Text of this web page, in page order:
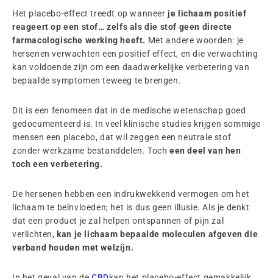
Het placebo-effect treedt op wanneerje lichaam positief
reageert op een stof… zelfs als die stof geen directe
farmacologische werking heeft. Met andere woorden: je
hersenen verwachten een positief effect, en die verwachting
kan voldoende zijn om een daadwerkelijke verbetering van
bepaalde symptomen teweeg te brengen.
Dit is een fenomeen dat in de medische wetenschap goed
gedocumenteerd is. In veel klinische studies krijgen sommige
mensen een placebo, dat wil zeggen een neutrale stof
zonder werkzame bestanddelen. Toch een deel van hen
toch een verbetering.
De hersenen hebben een indrukwekkend vermogen om het
lichaam te beïnvloeden; het is dus geen illusie. Als je denkt
dat een product je zal helpen ontspannen of pijn zal
verlichten, kan je lichaam bepaalde moleculen afgeven die
verband houden met welzijn.